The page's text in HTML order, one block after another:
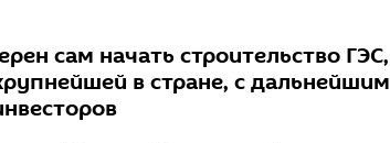
сам начать строительство ГЭС,
в стране, с дальнейшим